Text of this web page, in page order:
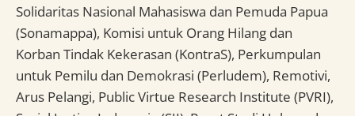
Solidaritas Nasional Mahasiswa dan Pemuda Papua
(Sonamappa), Komisi untuk Orang Hilang dan
Korban Tindak Kekerasan (KontraS), Perkumpulan
untuk Pemilu dan Demokrasi (Perludem), Remotivi,
Arus Pelangi, Public Virtue Research Institute (PVRI),